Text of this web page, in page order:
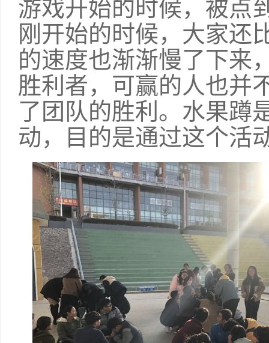
游戏开始的时候，被点
刚开始的时候，大家还
的速度也渐渐慢了下来
胜利者，可赢的人也并
了团队的胜利。水果蹲
动，目的是通过这个活